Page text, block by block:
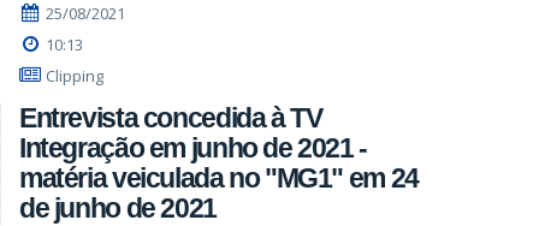
25/08/2021
10:13
Clipping
Entrevista concedida à TV
Integração em junho de 2021 -
matéria veiculada no "MG1" em 24
de junho de 2021